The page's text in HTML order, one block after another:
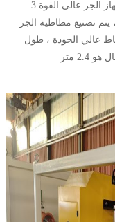
هذا هو جهاز الجر عالي القوة 3
يتم تصنيع مطاطية الجر
عالي الجودة ، طول
2.4 متر